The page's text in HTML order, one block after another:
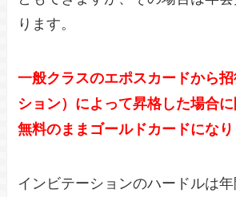
ります。
一般クラスのエポスカードから
ション）によって昇格した場合
無料のままゴールドカードになり
インビテーションのハードルは